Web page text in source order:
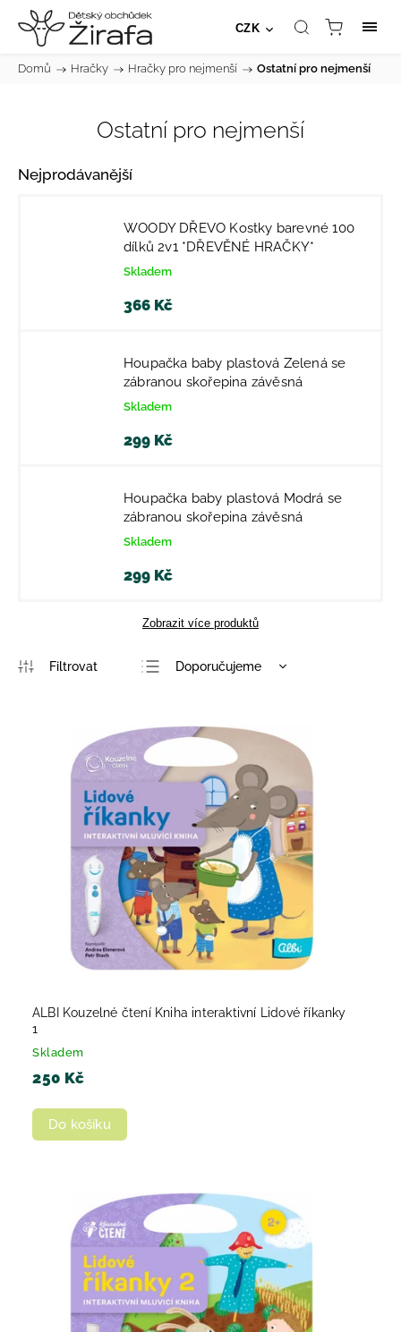
CZK
Domů / Hračky / Hračky pro nejmenší / Ostatní pro nejmenší
Ostatní pro nejmenší
Nejprodávanější
WOODY DŘEVO Kostky barevné 100
dílků 2v1 *DŘEVĚNÉ HRAČKY*
Skladem
366 Kč
Houpačka baby plastová Zelená se
zábranou skořepina závěsná
Skladem
299 Kč
Houpačka baby plastová Modrá se
zábranou skořepina závěsná
Skladem
299 Kč
Zobrazit více produktů
Doporučujeme
Nejdražší
Nejprodávanější
Abecedně
ALBI Kouzelné čtení Kniha interaktivní Lidové říkanky
1
Skladem
250 Kč
Do košíku